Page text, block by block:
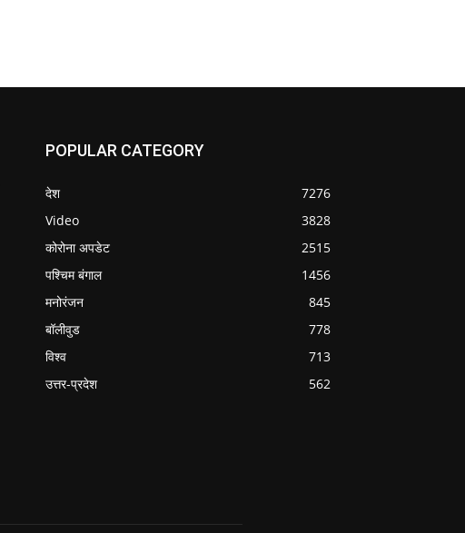
POPULAR CATEGORY
देश
7276
Video
3828
कोरोना अपडेट
2515
पश्चिम बंगाल
1456
मनोरंजन
845
बॉलीवुड
778
विश्व
713
उत्तर-प्रदेश
562